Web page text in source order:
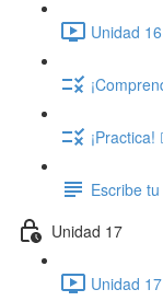
Unidad
¡Practica!
Escribe
Unidad 17
Unidad